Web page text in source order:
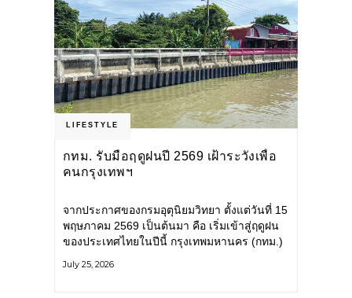
LIFESTYLE
กทม. รับมือฤดูฝนปี 2569 เฝ้าระวังเพื่อ
คนกรุงเทพฯ
จากประกาศของกรมอุตุนิยมวิทยา ตั้งแต่วันที่ 15
พฤษภาคม 2569 เป็นต้นมา คือ เริ่มเข้าสู่ฤดูฝน
ของประเทศไทยในปีนี้ กรุงเทพมหานคร (กทม.)
โครงสร้างพื้นฐาน
July 25, 2026